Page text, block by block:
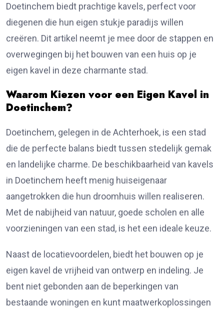
Doetinchem biedt prachtige kavels, perfect voor
diegenen die hun eigen stukje paradijs willen
creëren. Dit artikel neemt je mee door de stappen en
overwegingen bij het bouwen van een huis op je
eigen kavel in deze charmante stad.
Waarom Kiezen voor een Eigen Kavel in
Doetinchem?
Doetinchem, gelegen in de Achterhoek, is een stad
die de perfecte balans biedt tussen stedelijk gemak
en landelijke charme. De beschikbaarheid van kavels
in Doetinchem heeft menig huiseigenaar
aangetrokken die hun droomhuis willen realiseren.
Met de nabijheid van natuur, goede scholen en alle
voorzieningen van een stad, is het een ideale keuze.
Naast de locatievoordelen, biedt het bouwen op je
eigen kavel de vrijheid van ontwerp en indeling. Je
bent niet gebonden aan de beperkingen van
bestaande woningen en kunt maatwerkoplossingen